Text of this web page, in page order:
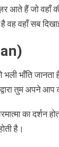
आते हैं जो वहाँ
वहाँ सब
भाँति
तुम अपने आप
का
है।